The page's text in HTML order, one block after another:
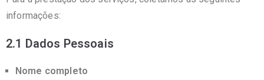
informações:
2.1 Dados Pessoais
Nome completo